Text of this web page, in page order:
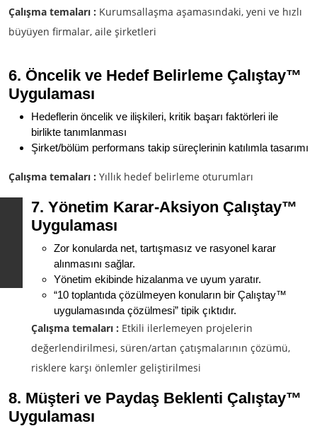
Çalışma temaları : Kurumsallaşma aşamasındaki, yeni ve hızlı
büyüyen firmalar, aile şirketleri
6. Öncelik ve Hedef Belirleme Çalıştay™
Uygulaması
Hedeflerin öncelik ve ilişkileri, kritik başarı faktörleri ile
birlikte tanımlanması
Şirket/bölüm performans takip süreçlerinin katılımla tasarımı
Çalışma temaları : Yıllık hedef belirleme oturumları
7. Yönetim Karar-Aksiyon Çalıştay™
Uygulaması
Zor konularda net, tartışmasız ve rasyonel karar
alınmasını sağlar.
Yönetim ekibinde hizalanma ve uyum yaratır.
“10 toplantıda çözülmeyen konuların bir Çalıştay™
uygulamasında çözülmesi” tipik çıktıdır.
Çalışma temaları : Etkili ilerlemeyen projelerin
değerlendirilmesi, süren/artan çatışmalarının çözümü,
risklere karşı önlemler geliştirilmesi
8. Müşteri ve Paydaş Beklenti Çalıştay™
Uygulaması